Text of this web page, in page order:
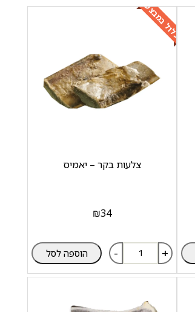
כלול במבצע
צלעות בקר – יאמיס
₪34
- + הוספה לסל